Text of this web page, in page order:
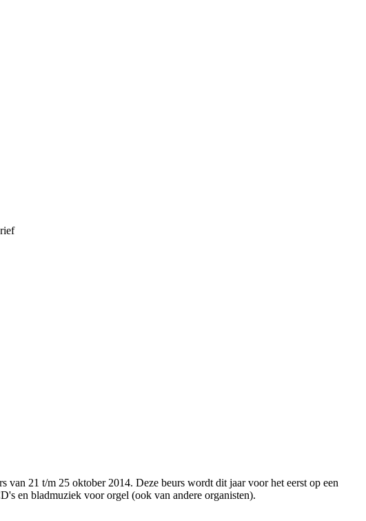
21 t/m 25 oktober 2014. Deze beurs wordt dit jaar voor het eerst op een
en bladmuziek voor orgel (ook van andere organisten).